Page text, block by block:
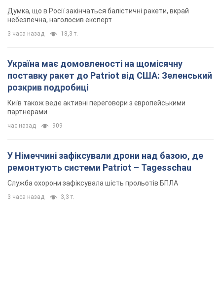
Думка, що в Росії закінчаться балістичні ракети, вкрай
небезпечна, наголосив експерт
3 часа назад 18,3 т.
Україна має домовленості на щомісячну
поставку ракет до Patriot від США: Зеленський
розкрив подробиці
Київ також веде активні переговори з європейськими
партнерами
час назад 909
У Німеччині зафіксували дрони над базою, де
ремонтують системи Patriot – Tagesschau
Служба охорони зафіксувала шість прольотів БПЛА
3 часа назад 3,3 т.